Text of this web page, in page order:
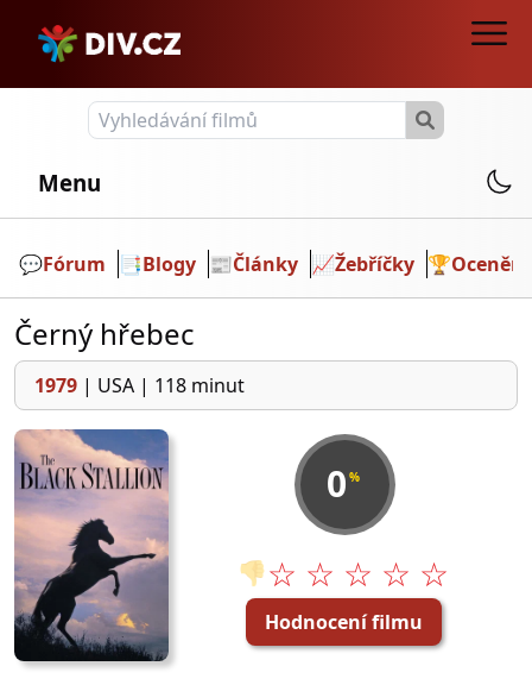
Menu
💬️Fórum 📑Blogy 📰Články 📈Žebříčky 🏆Ocenění
Černý hřebec
1979 | USA | 118 minut
0 %
👎☆ ☆ ☆ ☆ ☆
Hodnocení filmu